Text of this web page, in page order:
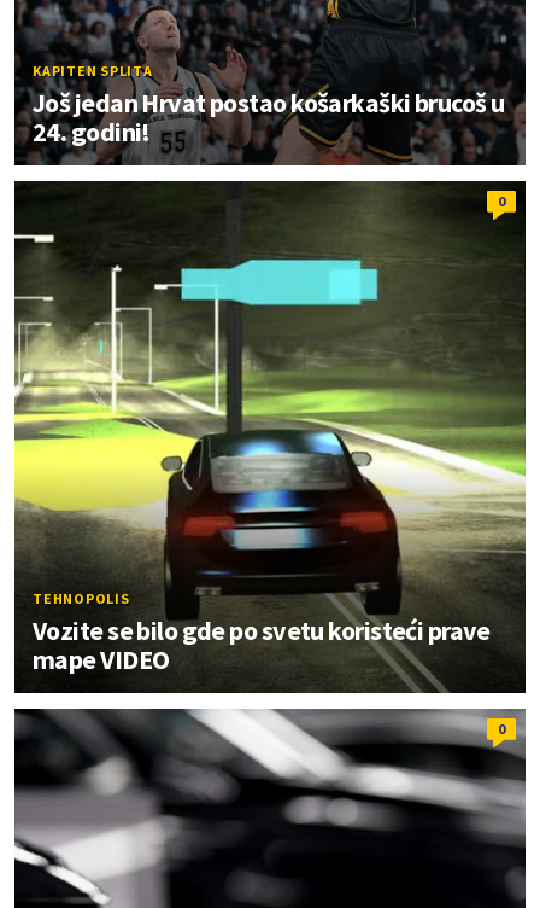
KAPITEN SPLITA
Još jedan Hrvat postao košarkaški brucoš u
24. godini!
0
TEHNOPOLIS
Vozite se bilo gde po svetu koristeći prave
mape VIDEO
0